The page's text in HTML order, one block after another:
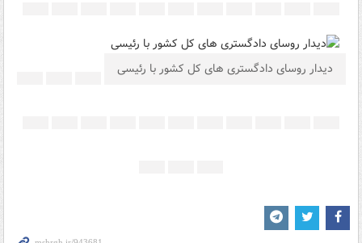
دیدار روسای دادگستری های کل کشور با رئیسی